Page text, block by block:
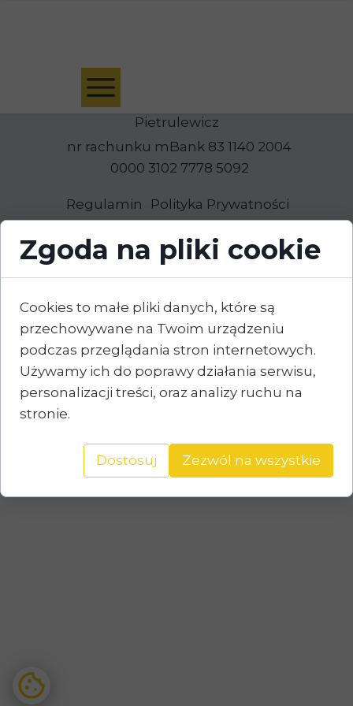
Psychoterra Cognita Natalia
Pietrulewicz
nr rachunku mBank 83 1140 2004
0000 3102 7778 5092
Polityka Prywatności
Regulamin
Zgoda na pliki cookie
Cookies to małe pliki danych, które są
przechowywane na Twoim urządzeniu
podczas przeglądania stron internetowych.
Używamy ich do poprawy działania serwisu,
personalizacji treści, oraz analizy ruchu na
stronie.
Dostosuj Zezwól na wszystkie